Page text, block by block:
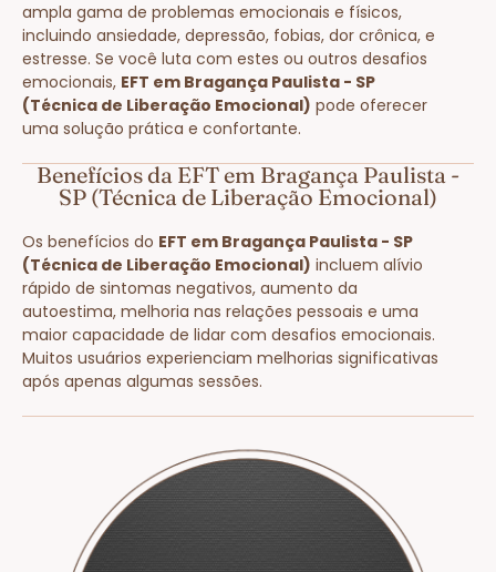
ampla gama de problemas emocionais e físicos,
incluindo ansiedade, depressão, fobias, dor crônica, e
estresse. Se você luta com estes ou outros desafios
emocionais, EFT em Bragança Paulista - SP
(Técnica de Liberação Emocional) pode oferecer
uma solução prática e confortante.
Benefícios da EFT em Bragança Paulista -
SP (Técnica de Liberação Emocional)
Os benefícios do EFT em Bragança Paulista - SP
(Técnica de Liberação Emocional) incluem alívio
rápido de sintomas negativos, aumento da
autoestima, melhoria nas relações pessoais e uma
maior capacidade de lidar com desafios emocionais.
Muitos usuários experienciam melhorias significativas
após apenas algumas sessões.